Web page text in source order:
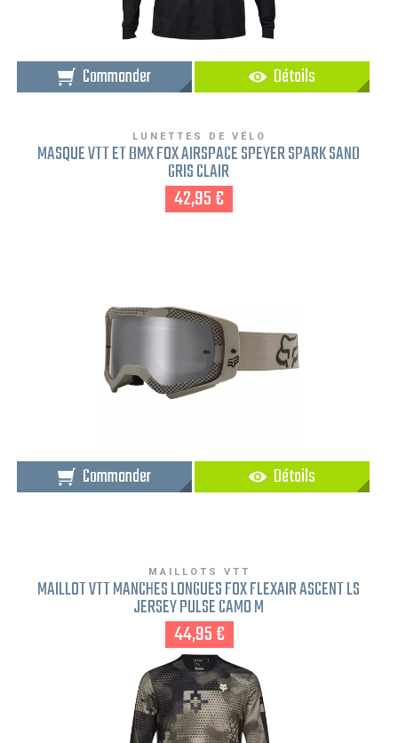
Commander Détails
LUNETTES DE VÉLO
MASQUE VTT ET BMX FOX AIRSPACE SPEYER SPARK SAND
GRIS CLAIR
42,95 €
Commander Détails
MAILLOTS VTT
MAILLOT VTT MANCHES LONGUES FOX FLEXAIR ASCENT LS
JERSEY PULSE CAMO M
44,95 €